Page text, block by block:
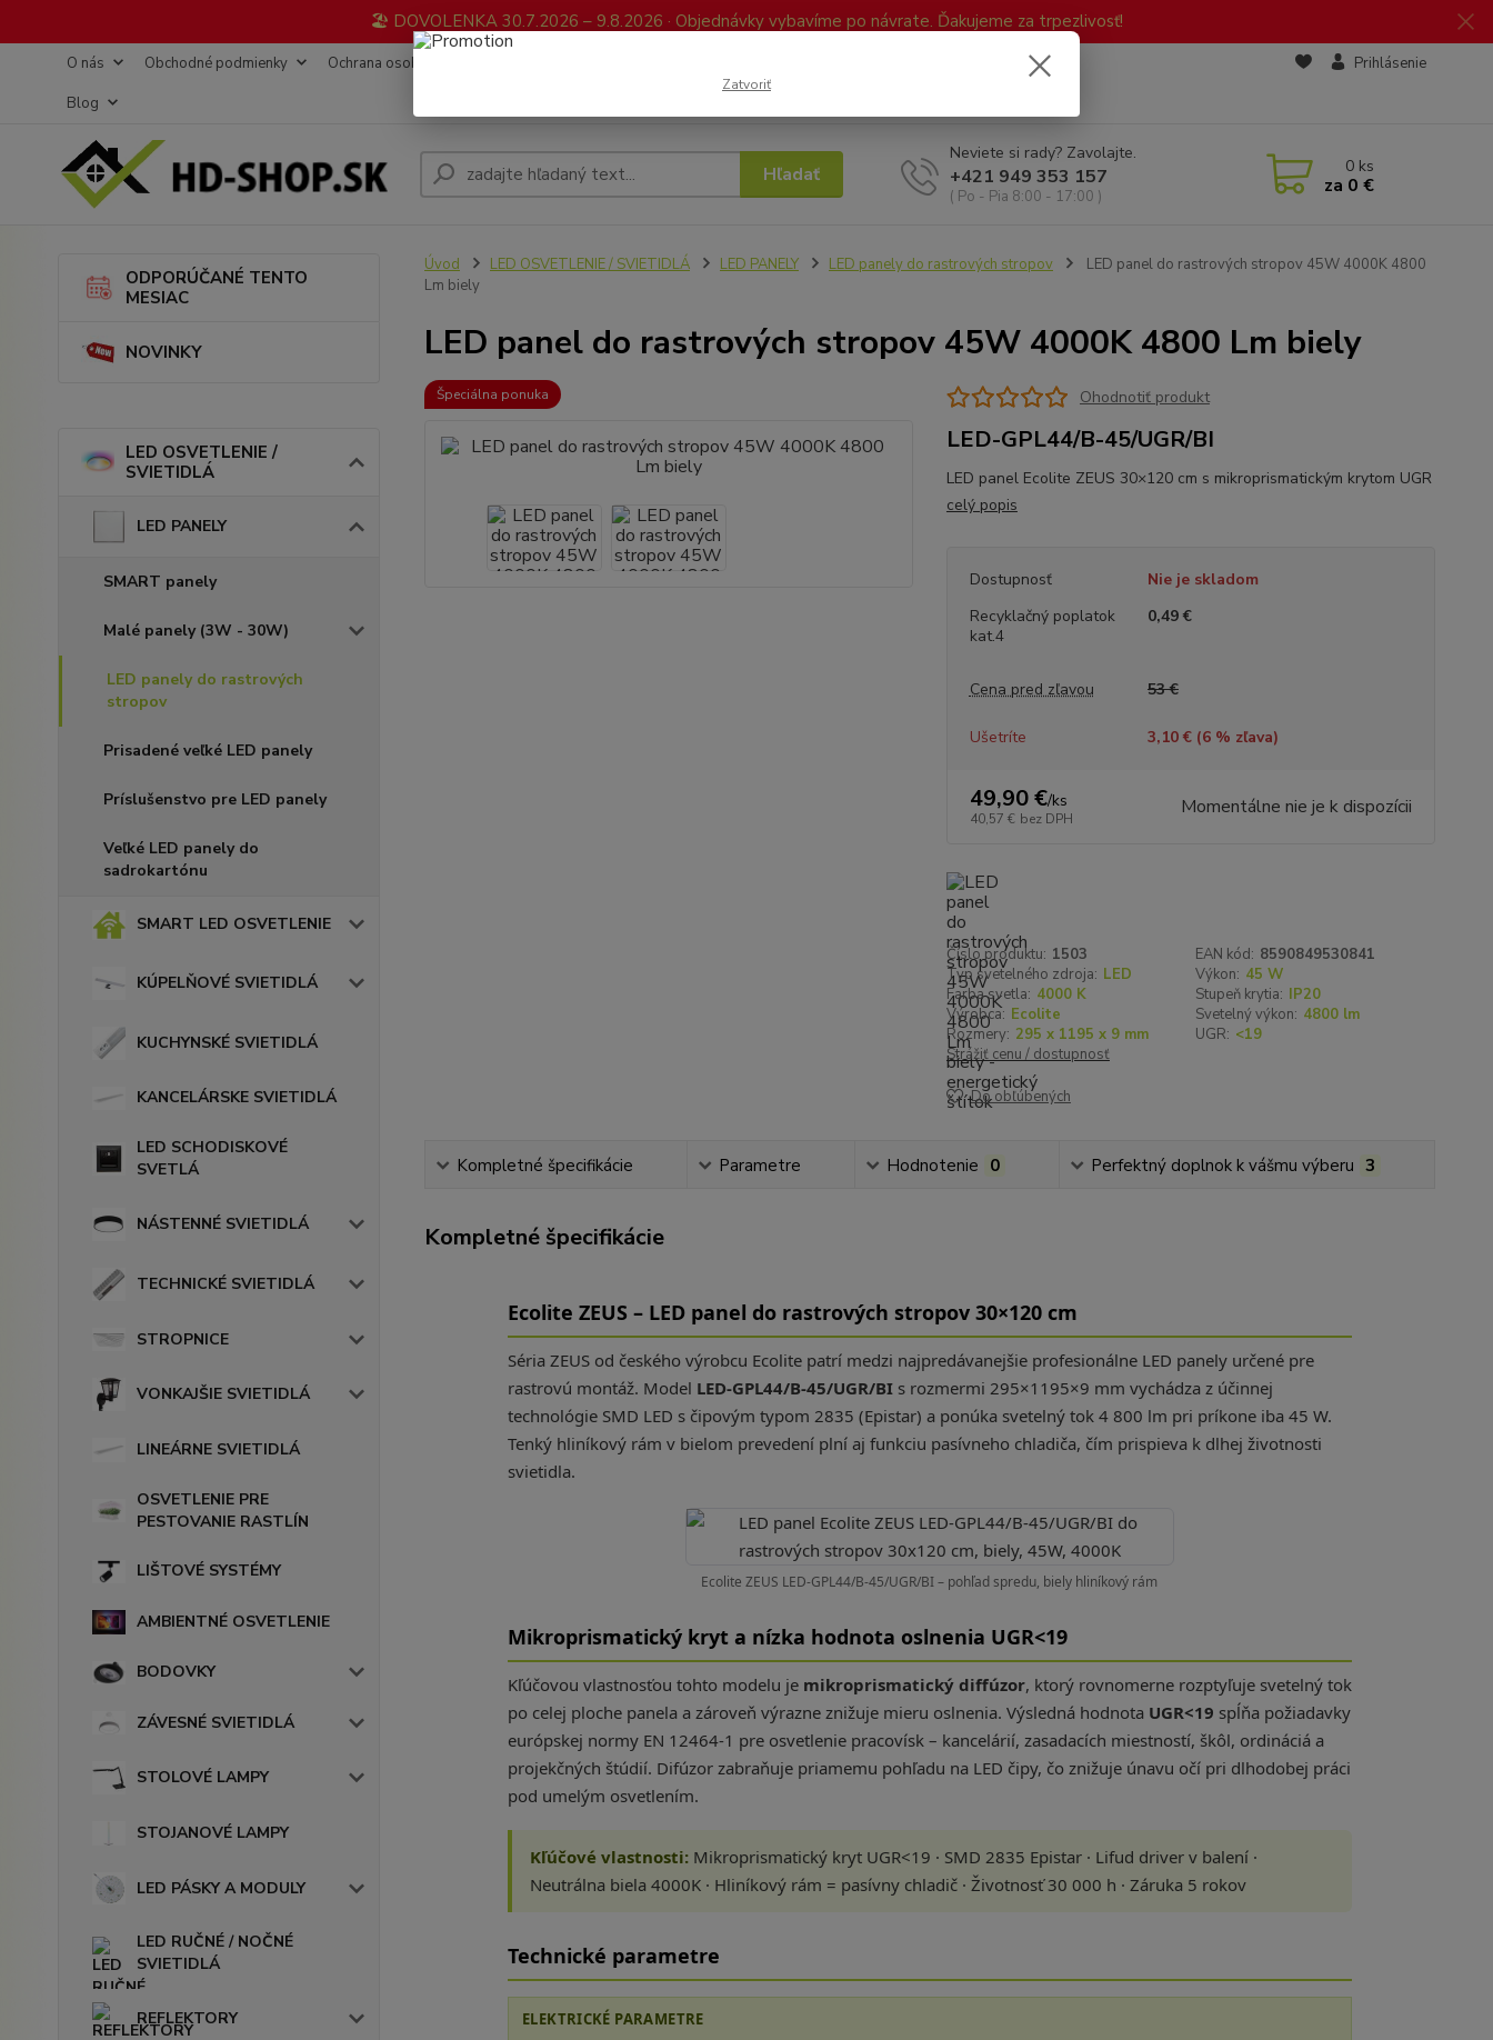
🏖️ DOVOLENKA 30.7.2026 – 9.8.2026 · Objednávky vybavíme po návrate. Ďakujeme za trpezlivosť!
O nás Obchodné podmienky Ochrana osobných údajov
Blog
Prihlásenie
Hľadať
Neviete si rady? Zavolajte.
+421 949 353 157
( Po - Pia 8:00 - 17:00 )
0 ks
za 0 €
ODPORÚČANÉ TENTO
MESIAC
NOVINKY
LED OSVETLENIE /
SVIETIDLÁ
LED PANELY
SMART panely
Malé panely (3W - 30W)
LED panely do rastrových
stropov
Prisadené veľké LED panely
Príslušenstvo pre LED panely
Veľké LED panely do
sadrokartónu
SMART LED OSVETLENIE
KÚPELŇOVÉ SVIETIDLÁ
KUCHYNSKÉ SVIETIDLÁ
KANCELÁRSKE SVIETIDLÁ
LED SCHODISKOVÉ
SVETLÁ
NÁSTENNÉ SVIETIDLÁ
TECHNICKÉ SVIETIDLÁ
STROPNICE
VONKAJŠIE SVIETIDLÁ
LINEÁRNE SVIETIDLÁ
OSVETLENIE PRE
PESTOVANIE RASTLÍN
LIŠTOVÉ SYSTÉMY
AMBIENTNÉ OSVETLENIE
BODOVKY
ZÁVESNÉ SVIETIDLÁ
STOLOVÉ LAMPY
STOJANOVÉ LAMPY
LED PÁSKY A MODULY
LED RUČNÉ / NOČNÉ
SVIETIDLÁ
REFLEKTORY
Úvod LED OSVETLENIE / SVIETIDLÁ LED PANELY LED panely do rastrových stropov
LED panel do rastrových stropov 45W 4000K 4800
Lm biely
LED panel do rastrových stropov 45W 4000K 4800 Lm biely
Špeciálna ponuka Ohodnotiť produkt
LED-GPL44/B-45/UGR/BI
LED panel Ecolite ZEUS 30×120 cm s mikroprismatickým krytom UGR
celý popis
Dostupnosť
Nie je skladom
Recyklačný poplatok
kat.4
0,49 €
Cena pred zľavou 53 €
Ušetríte 3,10 € (6% zľava)
49,90 €/ks
40,57 € bez DPH Momentálne nie je k dispozícii
Číslo produktu: 1503 EAN kód: 8590849530841
Typ svetelného zdroja: LED Výkon: 45 W
Farba svetla: 4000 K Stupeň krytia: IP20
Výrobca: Ecolite Svetelný výkon: 4800 lm
Rozmery: 295 x 1195 x 9 mm UGR: <19
Strážiť cenu / dostupnosť
Do obľúbených
Kompletné špecifikácie Parametre Hodnotenie 0 Perfektný doplnok k vášmu výberu 3
Kompletné špecifikácie
Ecolite ZEUS – LED panel do rastrových stropov 30×120 cm
Séria ZEUS od českého výrobcu Ecolite patrí medzi najpredávanejšie profesionálne LED panely určené pre
rastrovú montáž. Model LED-GPL44/B-45/UGR/BIs rozmermi 295×1195×9 mm vychádza z účinnej
technológie SMD LED s čipovým typom 2835 (Epistar) a ponúka svetelný tok 4 800 lm pri príkone iba 45 W.
Tenký hliníkový rám v bielom prevedení plní aj funkciu pasívneho chladiča, čím prispieva k dlhej životnosti
svietidla.
Ecolite ZEUS LED-GPL44/B-45/UGR/BI – pohľad spredu, biely hliníkový rám
Mikroprismatický kryt a nízka hodnota oslnenia UGR<19
Kľúčovou vlastnosťou tohto modelu je mikroprismatický diffúzor, ktorý rovnomerne rozptyľuje svetelný tok
po celej ploche panela a zároveň výrazne znižuje mieru oslnenia. Výsledná hodnota UGR<19 spĺňa požiadavky
európskej normy EN 12464-1 pre osvetlenie pracovísk – kancelárií, zasadacích miestností, škôl, ordináciá a
projekčných štúdií. Difúzor zabraňuje priamemu pohľadu na LED čipy, čo znižuje únavu očí pri dlhodobej práci
pod umelým osvetlením.
Kľúčové vlastnosti:Mikroprismatický kryt UGR<19 · SMD 2835 Epistar · Lifud driver v balení ·
Neutrálna biela 4000K · Hliníkový rám = pasívny chladič · Životnosť 30 000 h · Záruka 5 rokov
Technické parametre
ELEKTRICKÉ PARAMETRE
Zatvoriť